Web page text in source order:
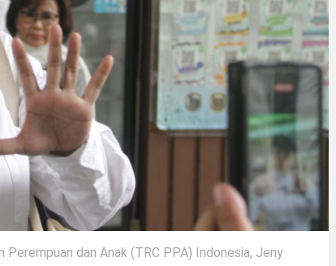
dan Anak (TRC PPA) Indonesia, Jeny